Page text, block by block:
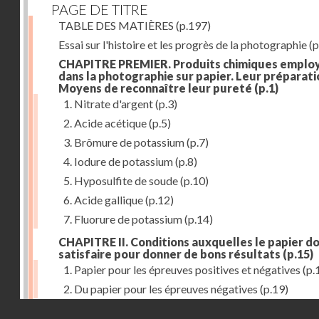
PAGE DE TITRE
TABLE DES MATIÈRES (p.197)
Essai sur l'histoire et les progrès de la photographie
CHAPITRE PREMIER. Produits chimiques
dans la photographie sur papier. Leur
Moyens de reconnaître leur pureté (p.1)
1. Nitrate d'argent(p.3)
2. Acide acétique(p.5)
3. Brômure de potassium(p.7)
4. Iodure de potassium(p.8)
5. Hyposulfite de soude(p.10)
6. Acide gallique(p.12)
7. Fluorure de potassium(p.14)
CHAPITRE II. Conditions auxquelles le papier
satisfaire pour donner de bons résultats (p.15)
1. Papier pour les épreuves positives et négatives
2. Du papier pour les épreuves négatives (p.19)